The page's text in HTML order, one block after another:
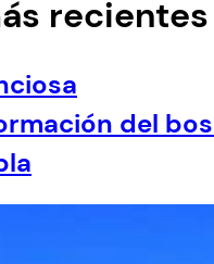
recientes
del